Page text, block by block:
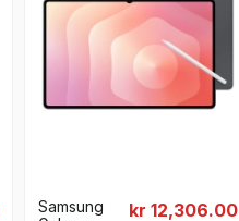
Samsung
kr 12,306.00